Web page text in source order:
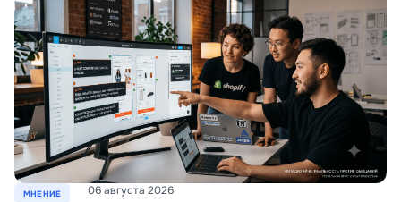
МНЕНИЕ 06 августа 2026